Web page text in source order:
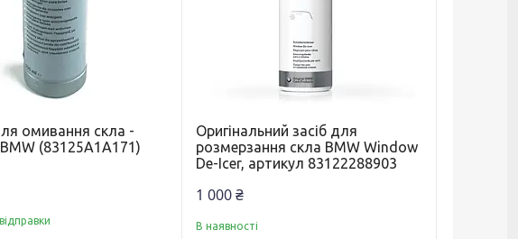
омивання скла -
(83125A1A171)
Оригінальний засіб для
розмерзання скла BMW Window
De-Icer, артикул 83122288903
1 000 ₴
В наявності